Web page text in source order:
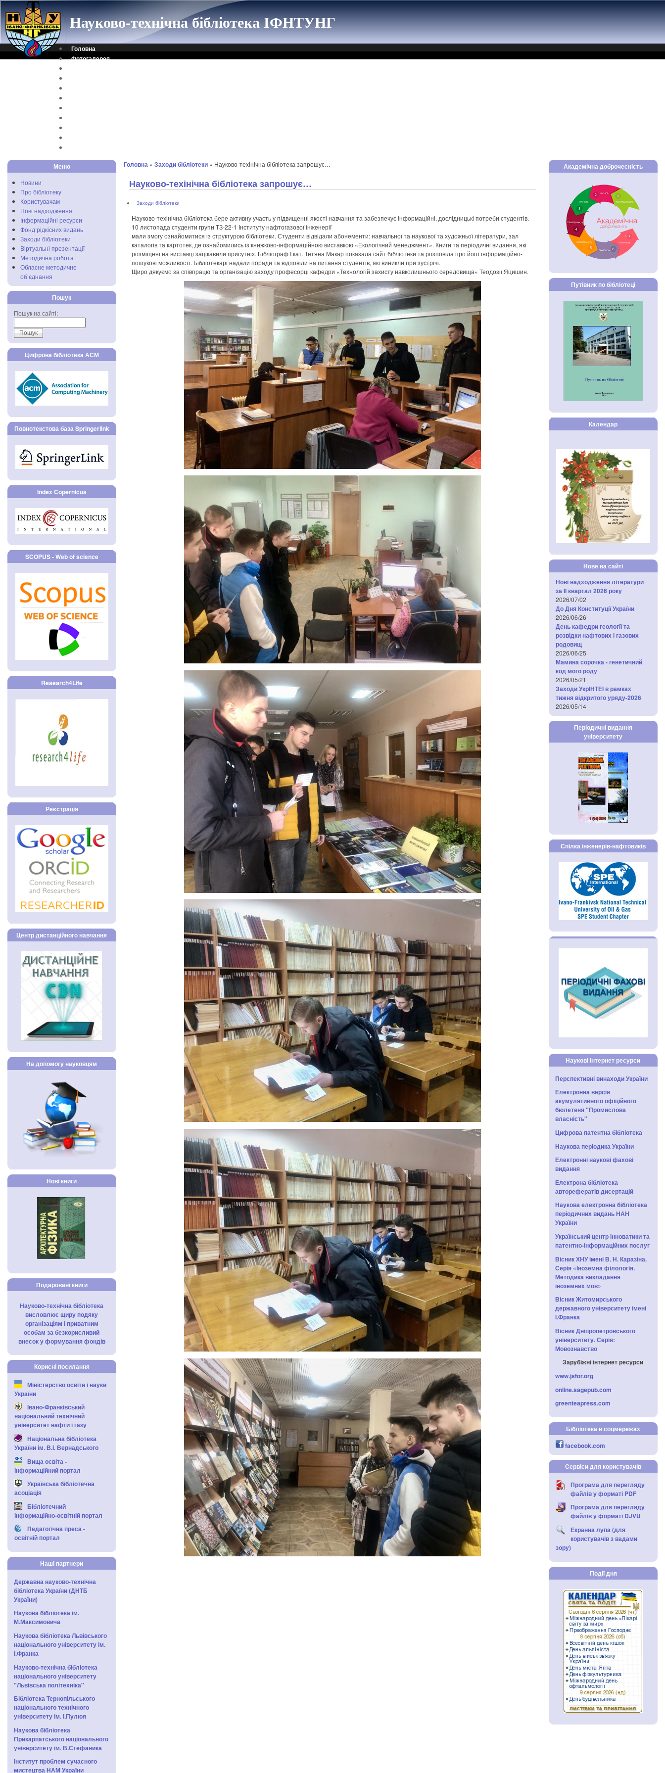
Науково-технічна бібліотека ІФНТУНГ
Головна
Фотогалерея
Меню
Новини
Про бібліотеку
Користувачам
Нові надходження
Інформаційні ресурси
Фонд рідкісних видань
Заходи бібліотеки
Віртуальні презентації
Методична робота
Обласне методичне
об’єднання
Пошук
Пошук на сайті:
Цифрова бібліотека АСМ
Повнотекстова база Springerlink
Index Copernicus
SCOPUS - Web of science
Research4Life
Реєстрація
Центр дистанційного навчання
На допомогу науковцям
Нові книги
Подаровані книги
Науково-технічна бібліотека
висловлює щиру подяку
організаціям і приватним
особам за безкорисливий
внесок у формування фондів
Корисні посилання
Міністерство освіти і науки
України
Івано-Франківський
національний технічний
університет нафти і газу
Національна бібліотека
України ім. В.І. Вернадського
Вища освіта -
інформаційний портал
Українська бібліотечна
асоціація
Бібліотечний
інформаційно-освітній портал
Педагогічна преса -
освітній портал
Наші партнери
Державна науково-технічна
бібліотека України (ДНТБ
України)
Наукова бібліотека ім.
М.Максимовича
Наукова бібліотека Львівського
національного університету ім.
І.Франка
Науково-технічна бібліотека
національного університету
"Львівська політехніка"
Бібліотека Тернопільського
національного технічного
університету ім. І.Пулюя
Наукова бібліотека
Прикарпатського національного
університету ім. В.Стефаника
Інститут проблем сучасного
мистецтва НАМ України
Головна » Заходи бібліотеки » Науково-техінічна бібліотека запрошує…
Науково-техінічна бібліотека запрошує…
Заходи бібліотеки
Науково-техінічна бібліотека бере активну участь у підвищенні якості навчання та забезпечує інформаційні, дослідницькі потреби студентів.
10 листопада студенти групи ТЗ-22-1 Інституту нафтогазової інженерії
мали змогу ознайомитися із структурою бібліотеки. Студенти відвідали абонементи: навчальної та наукової та художньої літератури, зал
каталогів та картотек, де ознайомились із книжково-інформаційною виставкою «Екологічний менеджмент». Книги та періодичні видання, які
розміщені на виставці зацікавили присутніх. Бібліограф I кат. Тетяна Макар показала сайт бібліотеки та розповіла про його інформаційно-
пошукові можливості. Бібліотекарі надали поради та відповіли на питання студентів, які виникли при зустрічі.
Щиро дякуємо за співпрацю та організацію заходу професорці кафедри «Технологій захисту навколишнього середовища» Теодозії Яцишин.
Академічна доброчесність
Путівник по бібліотеці
Календар
Нове на сайті
Нові надходження літератури
за IІ квартал 2026 року
2026/07/02
До Дня Конституції України
2026/06/26
День кафедри геології та
розвідки нафтових і газових
родовищ
2026/06/25
Мамина сорочка - генетичний
код мого роду
2026/05/21
Заходи УкрІНТЕІ в рамках
тижня відкритого уряду-2026
2026/05/14
Періодичні видання
університету
Спілка інженерів-нафтовиків
Наукові інтернет ресурси
Перспективні винаходи України
Електронна версія
акумулятивного офіційного
бюлетеня "Промислова
власність"
Цифрова патентна бібліотека
Наукова періодика України
Електронні наукові фахові
видання
Електрона бібліотека
авторефератів дисертацій
Наукова електронна бібліотека
періодичних видань НАН
України
Український центр інноватики та
патентно-інформаційних послуг
Вісник ХНУ імені В. Н. Каразіна.
Серія «Іноземна філологія.
Методика викладання
іноземних мов»
Вісник Житомирського
державного університету імені
І.Франка
Вісник Дніпропетровського
університету. Серія:
Мовознавство
Зарубіжні інтернет ресурси
www.jstor.org
online.sagepub.com
greenteapress.com
Бібліотека в соцмережах
facebook.com
Сервіси для користувачів
Програма для перегляду
файлів у форматі PDF
Програма для перегляду
файлів у форматі DJVU
Екранна лупа (для
користувачів з вадами
зору)
Події дня